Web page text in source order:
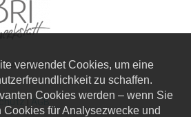
|AGB
verwendet Cookies, um eine
zu schaffen.
Cookies werden – wenn Sie
Cookies für Analysezwecke und